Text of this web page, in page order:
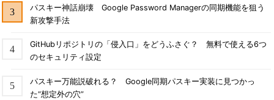
パスキー神話崩壊 Google Password Managerの同期機能を狙う
新攻撃手法
GitHubリポジトリの「侵入口」をどうふさぐ？ 無料で使える6つ
のセキュリティ設定
パスキー万能説破れる？ Google同期パスキー実装に見つかっ
た“想定外の穴”